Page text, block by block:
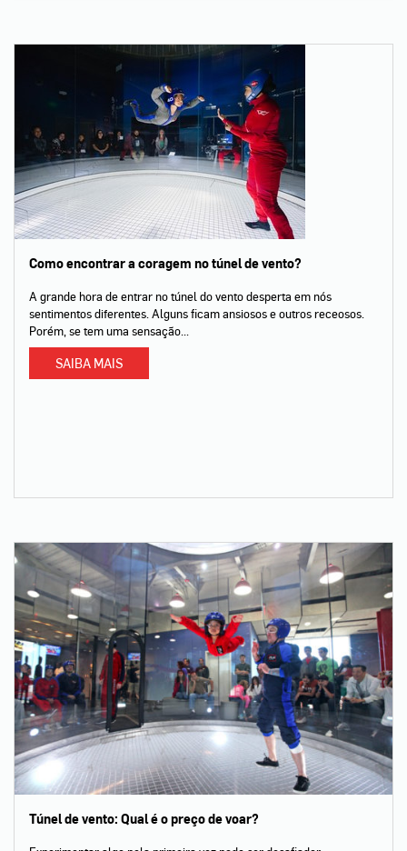
Como encontrar a coragem no túnel de vento?
A grande hora de entrar no túnel do vento desperta em nós
sentimentos diferentes. Alguns ficam ansiosos e outros receosos.
Porém, se tem uma sensação...
SAIBA MAIS
Túnel de vento: Qual é o preço de voar?